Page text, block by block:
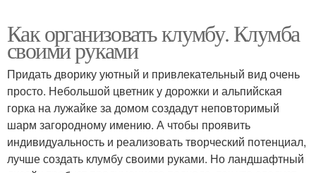
Как организовать клумбу. Клумба
своими руками
Придать дворику уютный и привлекательный вид очень
просто. Небольшой цветник у дорожки и альпийская
горка на лужайке за домом создадут неповторимый
шарм загородному имению. А чтобы проявить
индивидуальность и реализовать творческий потенциал,
лучше создать клумбу своими руками. Но ландшафтный